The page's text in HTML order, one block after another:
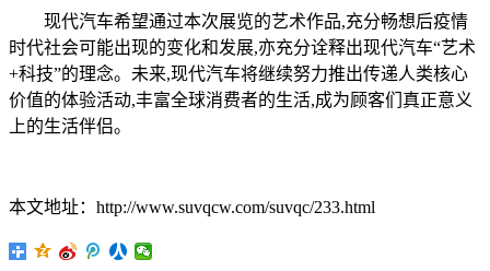
现代汽车希望通过本次展览的艺术作品,充分畅想后疫情
时代社会可能出现的变化和发展,亦充分诠释出现代汽车“艺术
+科技”的理念。未来,现代汽车将继续努力推出传递人类核心
价值的体验活动,丰富全球消费者的生活,成为顾客们真正意义
上的生活伴侣。
本文地址：http://www.suvqcw.com/suvqc/233.html